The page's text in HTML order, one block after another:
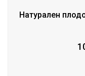
Натурален